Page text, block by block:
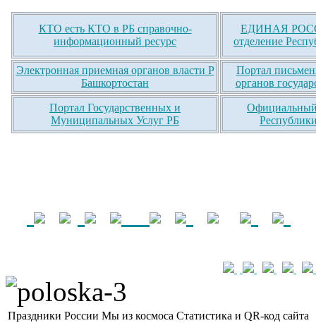
КТО есть КТО в РБ справочно-
информационный ресурс
ЕДИНАЯ
отделение
Электронная приемная органов власти Р
Башкортостан
Портал
органов
Портал Государственных и
Муниципальных Услуг РБ
Официальный
Праздники России Мы из космоса Статистика и QR-код сайта